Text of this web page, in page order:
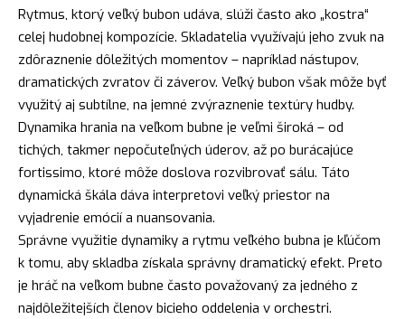
Rytmus, ktorý veľký bubon udáva, slúži často ako „kostra“
celej hudobnej kompozície. Skladatelia využívajú jeho zvuk na
zdôraznenie dôležitých momentov – napríklad nástupov,
dramatických zvratov či záverov. Veľký bubon však môže byť
využitý aj subtílne, na jemné zvýraznenie textúry hudby.
Dynamika hrania na veľkom bubne je veľmi široká – od
tichých, takmer nepočuteľných úderov, až po burácajúce
fortissimo, ktoré môže doslova rozvibrovať sálu. Táto
dynamická škála dáva interpretovi veľký priestor na
vyjadrenie emócií a nuansovania.
Správne využitie dynamiky a rytmu veľkého bubna je kľúčom
k tomu, aby skladba získala správny dramatický efekt. Preto
je hráč na veľkom bubne často považovaný za jedného z
najdôležitejších členov bicieho oddelenia v orchestri.